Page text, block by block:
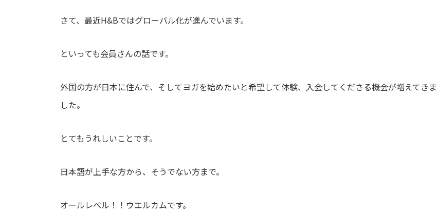
さて、最近H&Bではグローバル化が進んでいます。
といっても会員さんの話です。
外国の方が日本に住んで、そしてヨガを始めたいと希望して体験、入会してくださる機会が増えてきま
した。
とてもうれしいことです。
日本語が上手な方から、そうでない方まで。
オールレベル！！ウエルカムです。